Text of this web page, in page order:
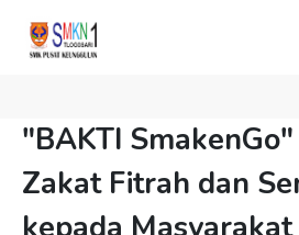
"BAKTI
Zakat Fitrah dan